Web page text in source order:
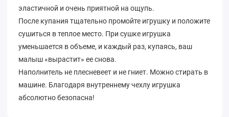
эластичной и очень приятной на ощупь.
После купания тщательно промойте игрушку и положите
сушиться в теплое место. При сушке игрушка
уменьшается в объеме, и каждый раз, купаясь, ваш
малыш «вырастит» ее снова.
Наполнитель не плесневеет и не гниет. Можно стирать в
машине. Благодаря внутреннему чехлу игрушка
абсолютно безопасна!